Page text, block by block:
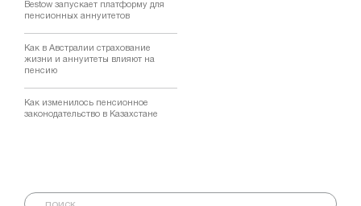
Bestow запускает платформу для
пенсионных аннуитетов
Как в Австралии страхование
жизни и аннуитеты влияют на
пенсию
Как изменилось пенсионное
законодательство в Казахстане